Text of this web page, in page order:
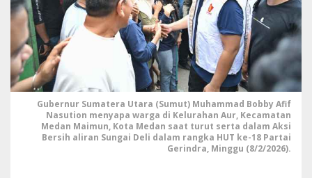
8
G
e
d
a
,
B
Gubernur Sumatera Utara (Sumut) Muhammad Bobby Afif
Nasution menyapa warga di Kelurahan Aur, Kecamatan
Medan Maimun, Kota Medan saat turut serta dalam Aksi
Bersih aliran Sungai Deli dalam rangka HUT ke-18 Partai
Gerindra, Minggu (8/2/2026).